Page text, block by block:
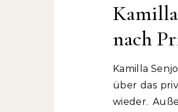
nach
Kamilla
über das
wieder.